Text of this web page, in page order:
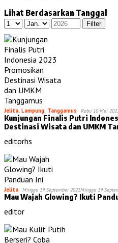
Lihat Berdasarkan Tanggal
Jelita, Lampung, Tanggamus Rabu 10 Mei
Kunjungan Finalis Putri
Destinasi Wisata dan UMKM
editorhs
Jelita Minggu 19 September 2021Minggu 19
Mau Wajah Glowing? Ikuti
editor